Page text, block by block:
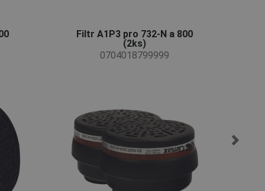
Filtr A1P3 pro 732-N a 800
(2ks)
0704018799999